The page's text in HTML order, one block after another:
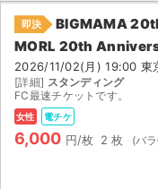
ライブ・コンサート（国
ライブ・コンサート（
イベント
スポーツ
即決
BIGMAMA
MORL 20th
2026/11/02(月) 19:00 東
[詳細] スタンディング
FC最速チケットです。
女性 電チケ
6,000 円/枚 2 枚